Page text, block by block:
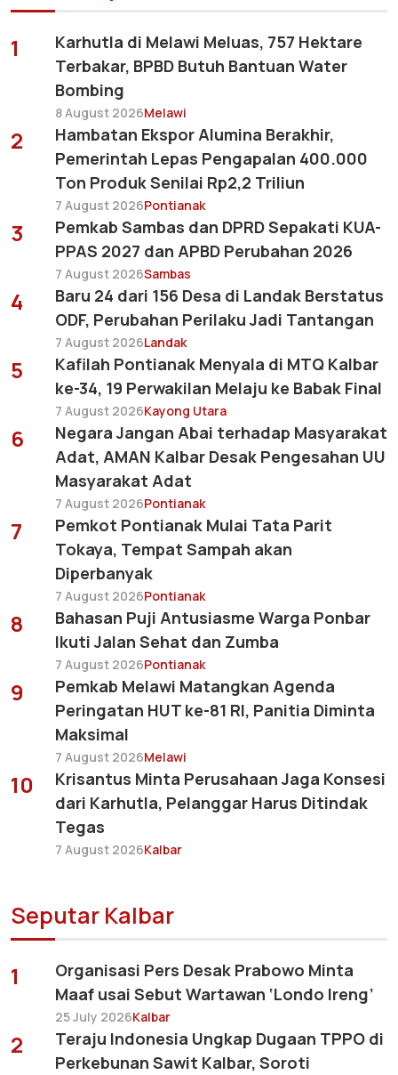
1
Karhutla di Melawi Meluas, 757 Hektare
Terbakar, BPBD Butuh Bantuan Water
Bombing
8 August 2026Melawi
2
Hambatan Ekspor Alumina Berakhir,
Pemerintah Lepas Pengapalan 400.000
Ton Produk Senilai Rp2,2 Triliun
7 August 2026Pontianak
3
Pemkab Sambas dan DPRD Sepakati KUA-
PPAS 2027 dan APBD Perubahan 2026
7 August 2026Sambas
4
Baru 24 dari 156 Desa di Landak Berstatus
ODF, Perubahan Perilaku Jadi Tantangan
7 August 2026Landak
5
Kafilah Pontianak Menyala di MTQ Kalbar
ke-34, 19 Perwakilan Melaju ke Babak Final
7 August 2026Kayong Utara
6
Negara Jangan Abai terhadap Masyarakat
Adat, AMAN Kalbar Desak Pengesahan UU
Masyarakat Adat
7 August 2026Pontianak
7
Pemkot Pontianak Mulai Tata Parit
Tokaya, Tempat Sampah akan
Diperbanyak
7 August 2026Pontianak
8
Bahasan Puji Antusiasme Warga Ponbar
Ikuti Jalan Sehat dan Zumba
7 August 2026Pontianak
9
Pemkab Melawi Matangkan Agenda
Peringatan HUT ke-81 RI, Panitia Diminta
Maksimal
7 August 2026Melawi
10
Krisantus Minta Perusahaan Jaga Konsesi
dari Karhutla, Pelanggar Harus Ditindak
Tegas
7 August 2026Kalbar
Seputar Kalbar
1
Organisasi Pers Desak Prabowo Minta
Maaf usai Sebut Wartawan ‘Londo Ireng’
25 July 2026Kalbar
2
Teraju Indonesia Ungkap Dugaan TPPO di
Perkebunan Sawit Kalbar, Soroti